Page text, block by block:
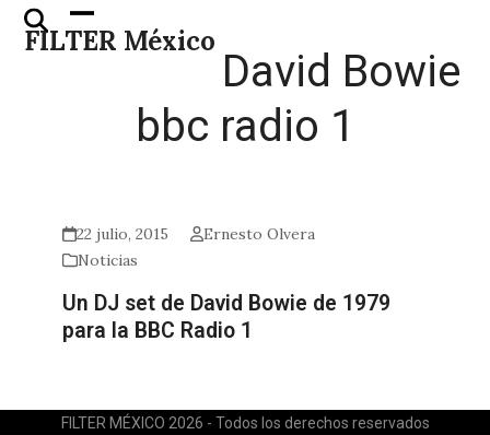
Skip
FILTER México
Open
mobile
Close
mobile
David Bowie
bbc radio 1
22 julio, 2015
Ernesto Olvera
Noticias
Un DJ set de David Bowie de 1979
para la BBC Radio 1
FILTER MÉXICO 2026 - Todos los derechos reservados